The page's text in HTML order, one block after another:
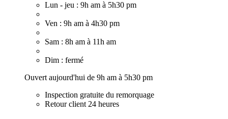
Lun - jeu : 9h am à 5h30 pm
Ven : 9h am à 4h30 pm
Sam : 8h am à 11h am
Dim : fermé
Ouvert aujourd'hui de 9h am à 5h30 pm
Inspection gratuite du remorquage
Retour client 24 heures